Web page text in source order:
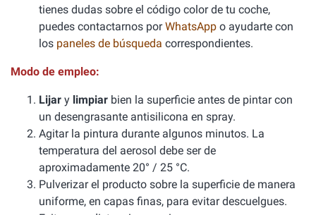
tienes dudas sobre el código color de tu coche,
puedes contactarnos porWhatsApp o ayudarte con
los paneles de búsqueda correspondientes.
Modo de empleo:
Lijar y limpiar bien la superficie antes de pintar con
un desengrasante antisilicona en spray.
Agitar la pintura durante algunos minutos. La
temperatura del aerosol debe ser de
aproximadamente 20° / 25 °C.
Pulverizar el producto sobre la superficie de manera
uniforme, en capas finas, para evitar descuelgues.